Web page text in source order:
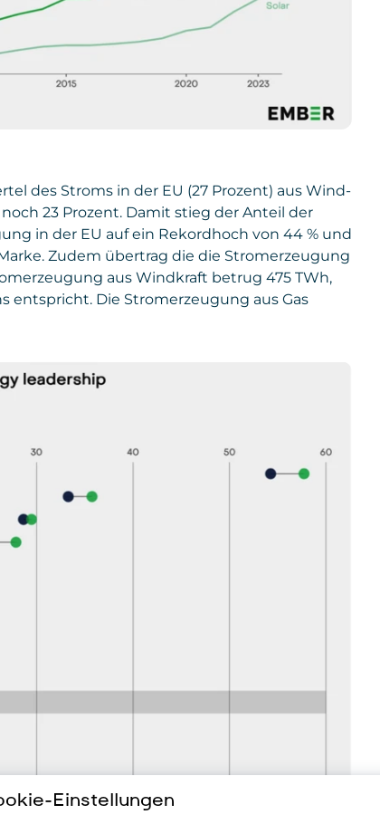
des Stroms in der EU (27 Prozent) aus Wind-
23 Prozent. Damit stieg der Anteil der
in der EU auf ein Rekordhoch von 44 % und
Zudem übertrag die die Stromerzeugung
aus Windkraft betrug 475 TWh,
entspricht. Die Stromerzeugung aus Gas
Einstellungen